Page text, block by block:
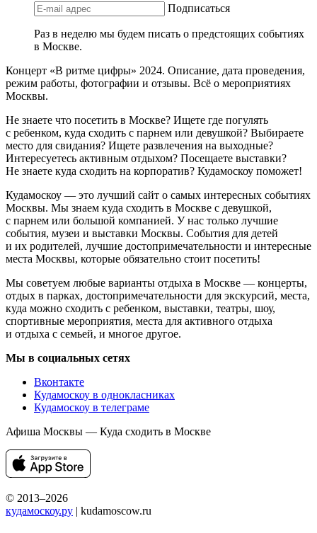
Подписаться
Раз в неделю мы будем писать о предстоящих событиях
в Москве.
Концерт «В ритме цифры» 2024. Описание, дата проведения,
режим работы, фотографии и отзывы. Всё о мероприятиях
Москвы.
Не знаете что посетить в Москве? Ищете где погулять
с ребенком, куда сходить с парнем или девушкой? Выбираете
место для свидания? Ищете развлечения на выходные?
Интересуетесь активным отдыхом? Посещаете выставки?
Не знаете куда сходить на корпоратив? Кудамоскоу поможет!
Кудамоскоу — это лучший сайт о самых интересных событиях
Москвы. Мы знаем куда сходить в Москве с девушкой,
с парнем или большой компанией. У нас только лучшие
события, музеи и выставки Москвы. События для детей
и их родителей, лучшие достопримечательности и интересные
места Москвы, которые обязательно стоит посетить!
Мы советуем любые варианты отдыха в Москве — концерты,
отдых в парках, достопримечательности для экскурсий, места,
куда можно сходить с ребенком, выставки, театры, шоу,
спортивные мероприятия, места для активного отдыха
и отдыха с семьей, и многое другое.
Мы в социальных сетях
Вконтакте
Кудамоскоу в однокласниках
Кудамоскоу в телеграме
Афиша Москвы — Куда сходить в Москве
© 2013–2026
кудамоскоу.ру | kudamoscow.ru